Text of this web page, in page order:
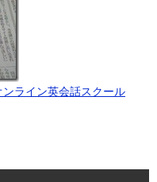
ライン英会話スクール